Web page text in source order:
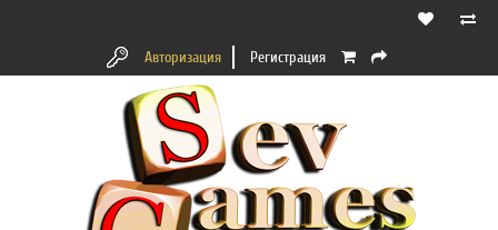
Авторизация Регистрация